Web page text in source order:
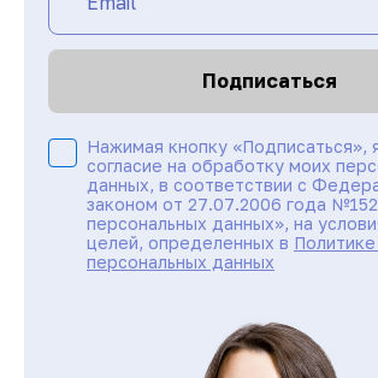
Подписаться
Нажимая кнопку «Подписаться»,
согласие на обработку моих
данных, в соответствии с
законом от 27.07.2006 года
персональных данных», на
целей, определенных в
персональных данных